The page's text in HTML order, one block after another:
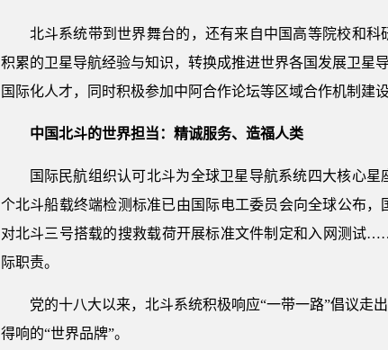
北斗系统带到世界舞台的，还有来自中国高等院校和
积累的卫星导航经验与知识，转换成推进世界各国发展卫星
国际化人才，同时积极参加中阿合作论坛等区域合作机制建
中国北斗的世界担当：精诚服务、造福人类
国际民航组织认可北斗为全球卫星导航系统四大核心
个北斗船载终端检测标准已由国际电工委员会向全球公布
对北斗三号搭载的搜救载荷开展标准文件制定和入网测试
际职责。
党的十八大以来，北斗系统积极响应“一带一路”倡议走
得响的“世界品牌”。